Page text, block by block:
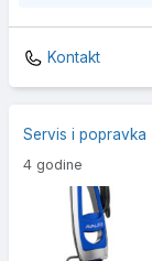
Kontakt
Servis i popravka
4 godine